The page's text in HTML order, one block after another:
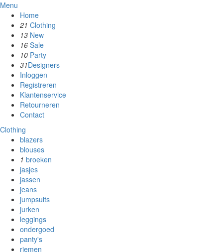
Menu
Home
21 Clothing
13 New
16 Sale
10 Party
31Designers
Inloggen
Registreren
Klantenservice
Retourneren
Contact
Clothing
blazers
blouses
1 broeken
jasjes
jassen
jeans
jumpsuits
jurken
leggings
ondergoed
panty's
riemen